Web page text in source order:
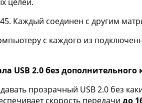
Каждый соединен с другим
с каждого из
USB 2.0 без дополнительного
прозрачный USB 2.0 без
скорость передачи до